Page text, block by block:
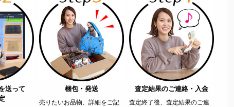
送って
梱包・発送
売りたいお品物、詳細をご記
査定結果のご連絡・入金
査定終了後、査定結果のご連